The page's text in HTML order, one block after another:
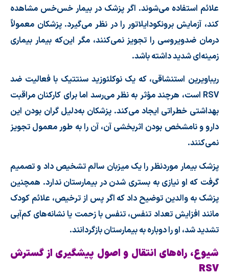
علائم استفاده می‌شوند. اگر پزشک در بیمار خس‌خس مشاهده
کند، آزمایش برونکودایلاتور را در نظر می‌گیرد. پزشکان معمولاً
درمان ضدویروسی را تجویز نمی‌کنند، مگر این‌که بیمار بیماری
زمینه‌ای شدید داشته باشد.
ریباویرین استنشاقی، که یک نوکلئوزید سنتتیک با فعالیت ضد
RSV است، هرچند مؤثر به نظر می‌رسد اما برای کارکنان مراقبت
بهداشتی خطراتی ایجاد می‌کند. پزشکان به‌دلیل گران بودن این
دارو و نامشخص بودن اثربخشی آن، آن را به طور معمول تجویز
نمی‌کنند.
پزشک بیمار موردنظر را یک میزبان سالم تشخیص داد و تصمیم
گرفت که او نیازی به بستری شدن در بیمارستان ندارد. همچنین
پزشک به والدین توضیح داد که اگر پس از ترخیص، علائم کودک
مانند افزایش تعداد تنفس، تنفس با زحمت یا نشانه‌های کم‌آبی
تشدید شد، او را دوباره به بیمارستان بازگردانند.
شیوع، راه‌های انتقال و اصول پیشگیری از گسترش
RSV